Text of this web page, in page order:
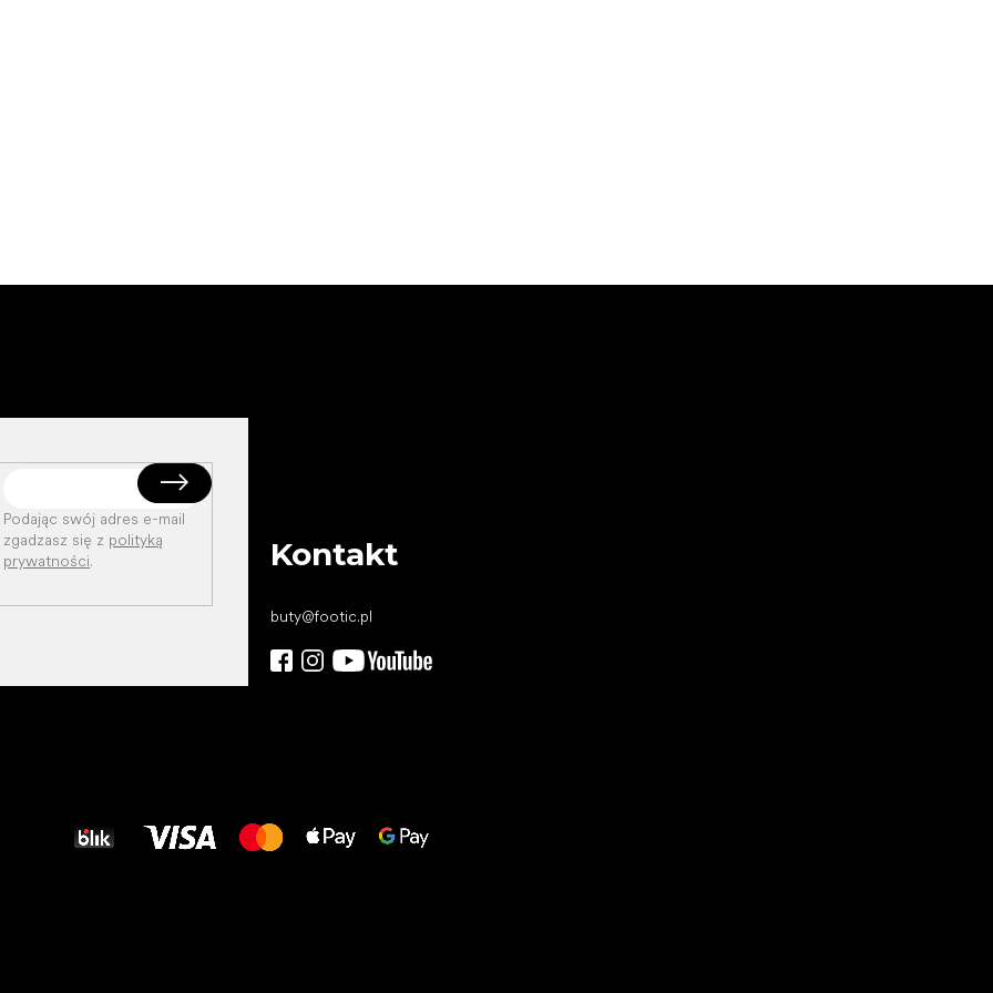
Podając swój adres e-mail
zgadzasz się z polityką
prywatności. Kontakt
buty@footic.pl